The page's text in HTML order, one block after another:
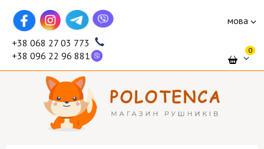
мова
+38 068 27 03 773
+38 096 22 96 881
0